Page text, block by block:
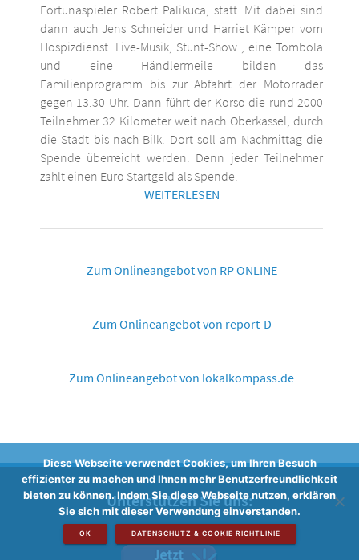
Fortunaspieler Robert Palikuca, statt. Mit dabei sind
dann auch Jens Schneider und Harriet Kämper vom
Hospizdienst. Live-Musik, Stunt-Show , eine Tombola
und eine Händlermeile bilden das
Familienprogramm bis zur Abfahrt der Motorräder
gegen 13.30 Uhr. Dann führt der Korso die rund 2000
Teilnehmer 32 Kilometer weit nach Oberkassel, durch
die Stadt bis nach Bilk. Dort soll am Nachmittag die
Spende überreicht werden. Denn jeder Teilnehmer
zahlt einen Euro Startgeld als Spende.
WEITERLESEN
Zum Onlineangebot von RP ONLINE
Zum Onlineangebot von report-D
Zum Onlineangebot von lokalkompass.de
Unterstützen Sie uns:
Diese Webseite verwendet Cookies, um Ihren Besuch
effizienter zu machen und Ihnen mehr Benutzerfreundlichkeit
bieten zu können. Indem Sie diese Webseite nutzen, erklären
Sie sich mit dieser Verwendung einverstanden.
OK DATENSCHUTZ & COOKIE RICHTLINIE